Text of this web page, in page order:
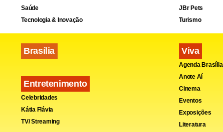
Saúde
Tecnologia & Inovação
Brasília
Entretenimento
Celebridades
Kátia Flávia
TV/ Streaming
JBr Pets
Turismo
Viva
Agenda Brasília
Anote Aí
Cinema
Eventos
Exposições
Literatura